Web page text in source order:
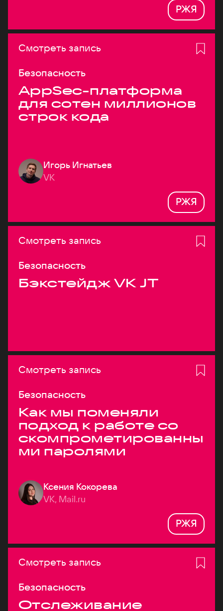
РЖЯ
Смотреть запись
Безопасность
AppSec-платформа
для сотен миллионов
строк кода
Игорь Игнатьев
VK
РЖЯ
Смотреть запись
Безопасность
Бэкстейдж VK JT
Смотреть запись
Безопасность
Как мы поменяли
подход к работе со
скомпрометированны
ми паролями
Ксения Кокорева
VK, Mail.ru
РЖЯ
Смотреть запись
Безопасность
Отслеживание